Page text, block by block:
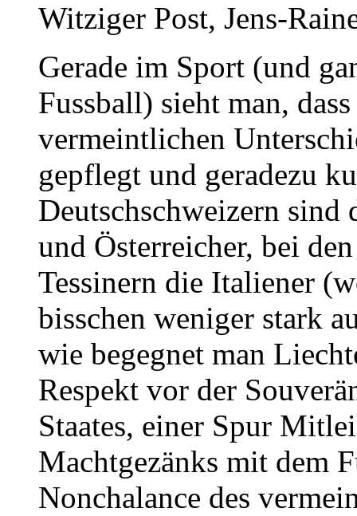
Witziger Post, Jens-
Gerade im Sport (und
Fussball) sieht man,
vermeintlichen
gepflegt und geradezu
Deutschschweizern
und Österreicher, bei
Tessinern die Italiener
bisschen weniger stark
wie begegnet man
Respekt vor der
Staates, einer Spur
Machtgezänks mit dem
Nonchalance des